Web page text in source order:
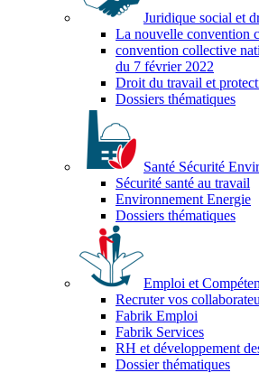
Juridique social et
La nouvelle convention
convention collective
du 7 février 2022
Droit du travail et
Dossiers thématiques
Santé Sécurité
Sécurité santé au travail
Environnement Energie
Dossiers thématiques
Emploi et
Recruter vos
Fabrik Emploi
Fabrik Services
RH et développement
Dossier thématiques